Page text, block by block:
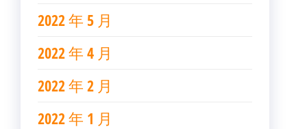
2022 年 5 月
2022 年 4 月
2022 年 2 月
2022 年 1 月